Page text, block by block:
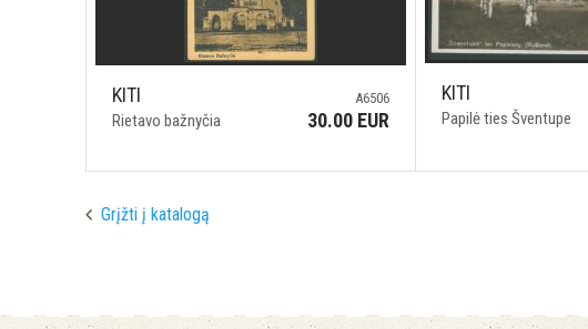
KITI
Rietavo bažnyčia
A6506
30.00 EUR
KITI
Papilė ties Šventupe
Grįžti į katalogą